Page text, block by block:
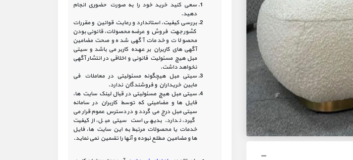
سعی کنید خرید خود را به صورت حضوری انجام
دهید.
بررسی کیفیت، استاندارد و رعایت قوانین و مقررات
کشور جهت فروش و عرضه محصولات، قانونی بودن
محصولات و خدمات آگهی شده و صحت مضامین
آگهی‏ های کاربران بر عهده کاربر می باشد و سیتی
مبل هیچ مسئولیت قانونی و اخلاقی در انتشار آگهی
نخواهد داشت.
سیتی مبل هیچگونه مسئولیتی در معاملات فی
مابین خریداران و فروشندگان ندارد.
سیتی مبل هیچ مسئولیتی در قبال لینک‏ سایت ‏ها،
فایل ‏ها و مضامینی که توسط کاربران در سامانه‏
سیتی مبل درج می گردد و در دسترس عموم قرار می
گیرد، ندارد. بدیهی است سیتی مبل، از کیفیت
خدمات یا محصولات مرتبط به این سایت‏ ها، فایل
ها و مضامین مطلع نبوده و آنها را تضمین نمی نماید.